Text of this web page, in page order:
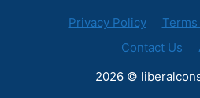
Privacy Policy
Contact Us
2026 ©